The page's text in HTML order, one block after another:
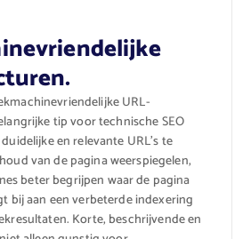
URL-
tip voor technische SEO
en relevante URL’s te
van de pagina weerspiegelen,
beter begrijpen waar de pagina
bij aan een verbeterde indexering
Korte, beschrijvende en